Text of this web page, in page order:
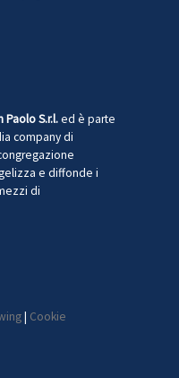
Paolo S.r.l.ed è parte
company di
e diffonde i
di
| Cookie